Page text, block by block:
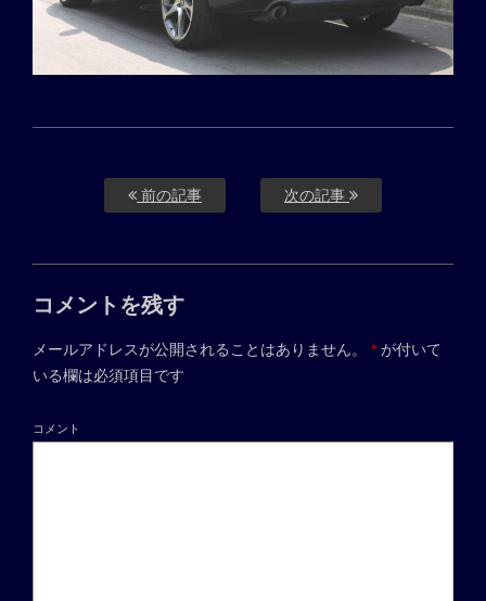
前の記事 次の記事
コメントを残す
メールアドレスが公開されることはありません。 * が付いて
いる欄は必須項目です
コメント